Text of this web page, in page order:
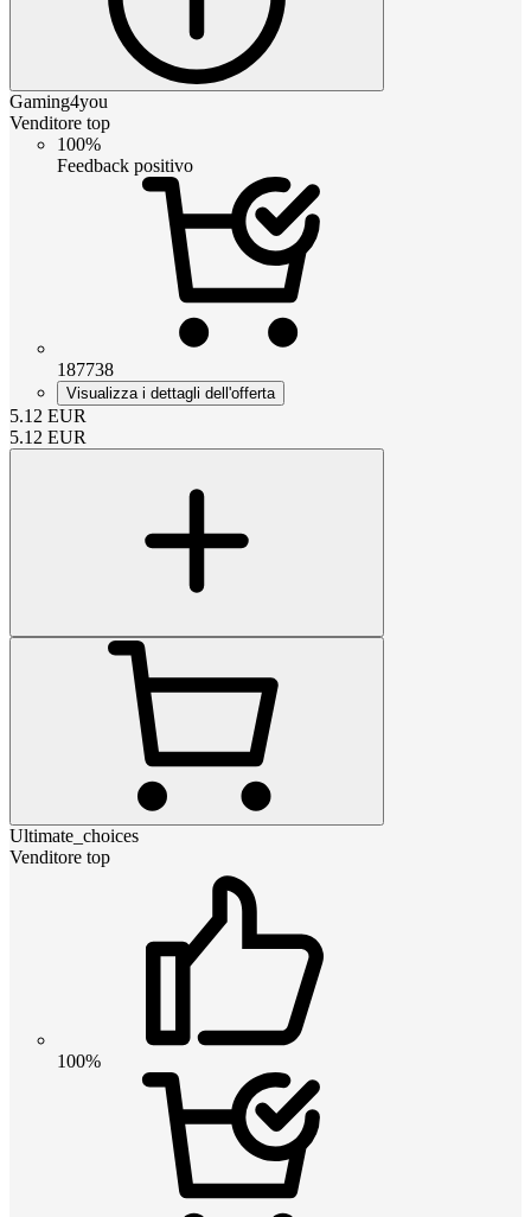
Gaming4you
Venditore top
100%
Feedback positivo
187738
Visualizza i dettagli dell'offerta
5.12 EUR
5.12 EUR
Ultimate_choices
Venditore top
100%